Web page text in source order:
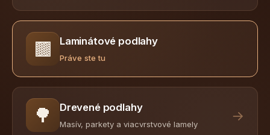
🟫 Laminátové podlahy
Práve ste tu
🌳 Drevené podlahy
Masív, parkety a viacvrstvové lamely
→